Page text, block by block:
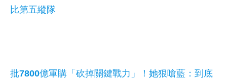
比第五縱隊
批7800億軍購「砍掉關鍵戰力」！她狠嗆藍：到底